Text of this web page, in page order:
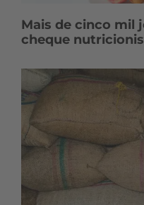
Mais de cinco mil
cheque